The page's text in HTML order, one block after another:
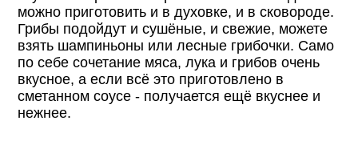
можно приготовить и в духовке, и в сковороде.
Грибы подойдут и сушёные, и свежие, можете
взять шампиньоны или лесные грибочки. Само
по себе сочетание мяса, лука и грибов очень
вкусное, а если всё это приготовлено в
сметанном соусе - получается ещё вкуснее и
нежнее.